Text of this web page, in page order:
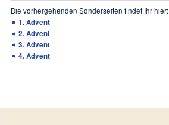
Die vorhergehenden Sonderseiten findet Ihr hier:
➧ 1. Advent
➧ 2. Advent
➧ 3. Advent
➧ 4. Advent